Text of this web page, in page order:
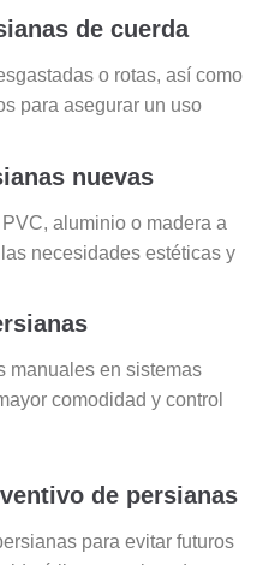
de cuerda
o rotas, así como
para asegurar un uso
nuevas
aluminio o madera a
necesidades estéticas y
manuales en sistemas
comodidad y control
de persianas
para evitar futuros